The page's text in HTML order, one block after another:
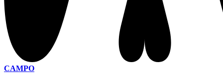
CAMPO